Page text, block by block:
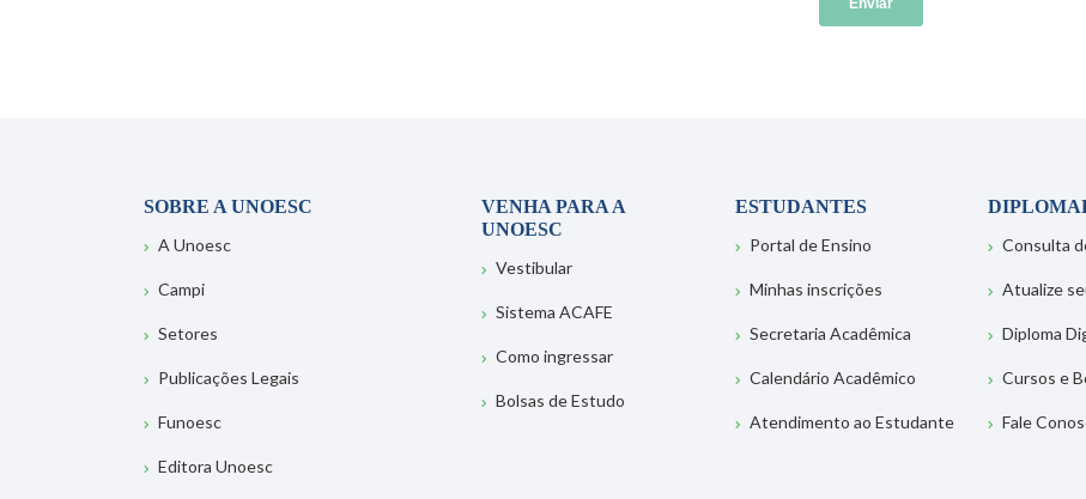
SOBRE A UNOESC
A Unoesc
Campi
Setores
Publicações Legais
Funoesc
Editora Unoesc
VENHA PARA A
UNOESC
Vestibular
Sistema ACAFE
Como ingressar
Bolsas de Estudo
ESTUDANTES
Portal de Ensino
Minhas inscrições
Secretaria Acadêmica
Calendário Acadêmico
Atendimento ao Estudante
Consulta
Atualize
Diploma
Cursos e
Fale